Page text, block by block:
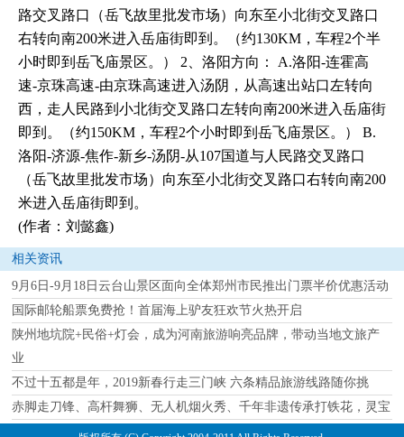
路交叉路口（岳飞故里批发市场）向东至小北街交叉路口
右转向南200米进入岳庙街即到。（约130KM，车程2个半
小时即到岳飞庙景区。） 2、洛阳方向： A.洛阳-连霍高
速-京珠高速-由京珠高速进入汤阴，从高速出站口左转向
西，走人民路到小北街交叉路口左转向南200米进入岳庙街
即到。（约150KM，车程2个小时即到岳飞庙景区。） B.
洛阳-济源-焦作-新乡-汤阴-从107国道与人民路交叉路口
（岳飞故里批发市场）向东至小北街交叉路口右转向南200
米进入岳庙街即到。
(作者：刘懿鑫)
相关资讯
9月6日-9月18日云台山景区面向全体郑州市民推出门票半价优惠活动
国际邮轮船票免费抢！首届海上驴友狂欢节火热开启
陕州地坑院+民俗+灯会，成为河南旅游响亮品牌，带动当地文旅产
业
不过十五都是年，2019新春行走三门峡 六条精品旅游线路随你挑
赤脚走刀锋、高杆舞狮、无人机烟火秀、千年非遗传承打铁花，灵宝